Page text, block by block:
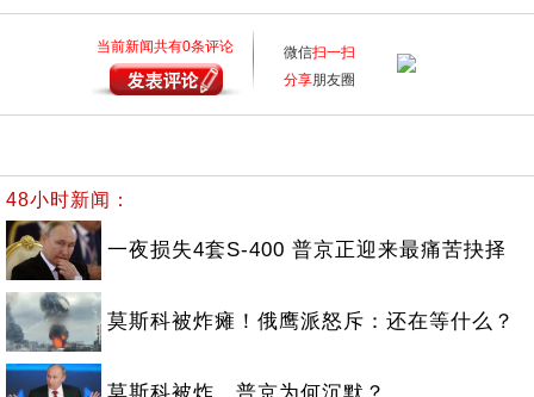
当前新闻共有0条评论 微信扫一扫
分享朋友圈
48小时新闻：
一夜损失4套S-400 普京正迎来最痛苦抉择
莫斯科被炸瘫！俄鹰派怒斥：还在等什么？